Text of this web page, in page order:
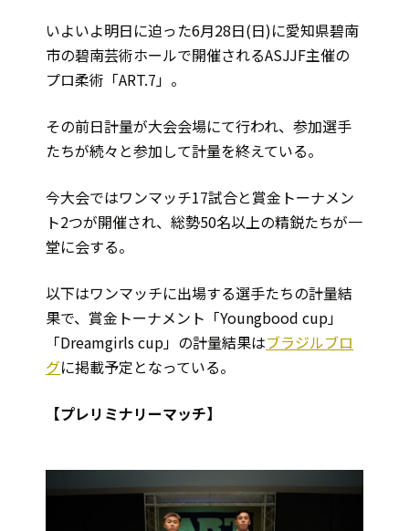
いよいよ明日に迫った6月28日(日)に愛知県碧南
市の碧南芸術ホールで開催されるASJJF主催の
プロ柔術「ART.7」。
その前日計量が大会会場にて行われ、参加選手
たちが続々と参加して計量を終えている。
今大会ではワンマッチ17試合と賞金トーナメン
ト2つが開催され、総勢50名以上の精鋭たちが一
堂に会する。
以下はワンマッチに出場する選手たちの計量結
果で、賞金トーナメント「Youngbood cup」
「Dreamgirls cup」の計量結果はブラジルブロ
グに掲載予定となっている。
【プレリミナリーマッチ】